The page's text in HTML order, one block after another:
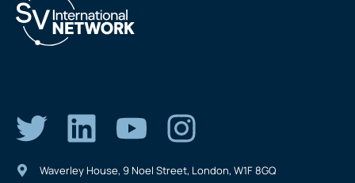
Waverley House, 9 Noel Street, London, W1F 8GQ